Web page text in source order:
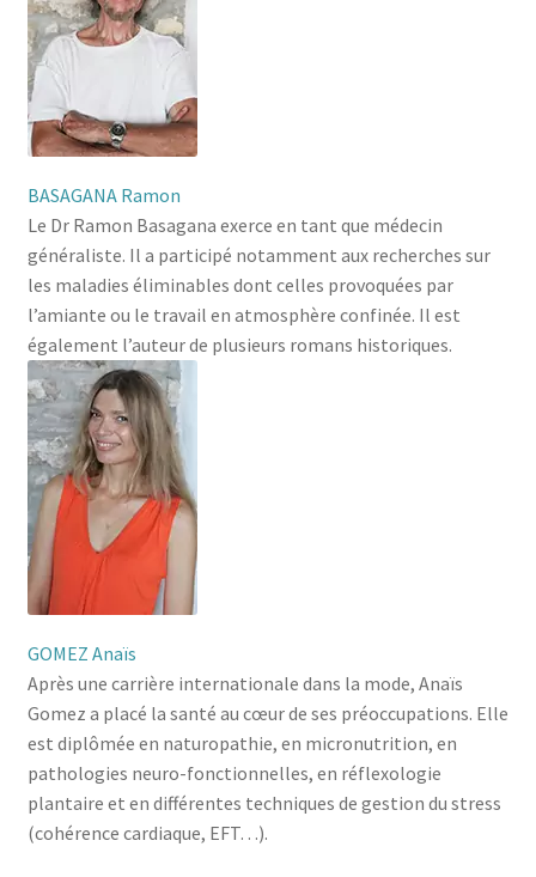
BASAGANA Ramon
Le Dr Ramon Basagana exerce en tant que médecin
généraliste. Il a participé notamment aux recherches sur
les maladies éliminables dont celles provoquées par
l’amiante ou le travail en atmosphère confinée. Il est
également l’auteur de plusieurs romans historiques.
GOMEZ Anaïs
Après une carrière internationale dans la mode, Anaïs
Gomez a placé la santé au cœur de ses préoccupations. Elle
est diplômée en naturopathie, en micronutrition, en
pathologies neuro-fonctionnelles, en réflexologie
plantaire et en différentes techniques de gestion du stress
(cohérence cardiaque, EFT…).